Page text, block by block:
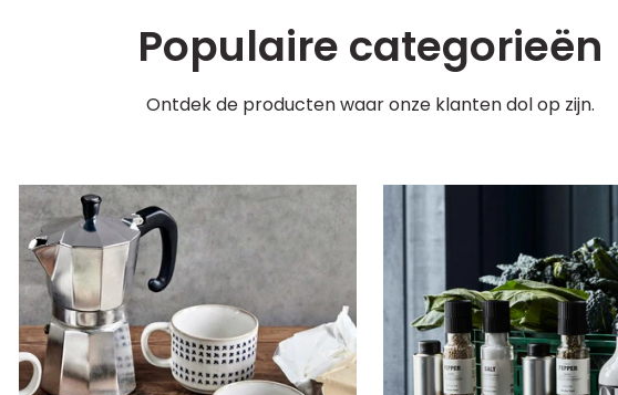
Populaire categorieën
Ontdek de producten waar onze klanten dol op zijn.